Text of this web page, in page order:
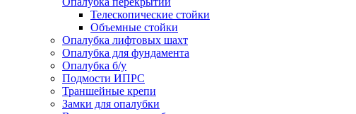
Телескопические стойки
Объемные стойки
Опалубка лифтовых шахт
Опалубка для фундамента
Опалубка б/у
Подмости ИПРС
Траншейные крепи
Замки для опалубки